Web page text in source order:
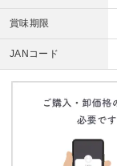
賞味期限
JANコード